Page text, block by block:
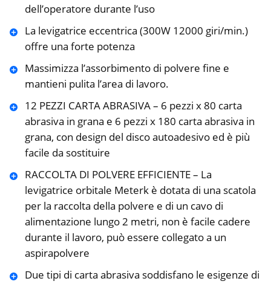
dell’operatore durante l’uso
La levigatrice eccentrica (300W 12000 giri/min.)
offre una forte potenza
Massimizza l’assorbimento di polvere fine e
mantieni pulita l’area di lavoro.
12 PEZZI CARTA ABRASIVA – 6 pezzi x 80 carta
abrasiva in grana e 6 pezzi x 180 carta abrasiva in
grana, con design del disco autoadesivo ed è più
facile da sostituire
RACCOLTA DI POLVERE EFFICIENTE – La
levigatrice orbitale Meterk è dotata di una scatola
per la raccolta della polvere e di un cavo di
alimentazione lungo 2 metri, non è facile cadere
durante il lavoro, può essere collegato a un
aspirapolvere
Due tipi di carta abrasiva soddisfano le esigenze di